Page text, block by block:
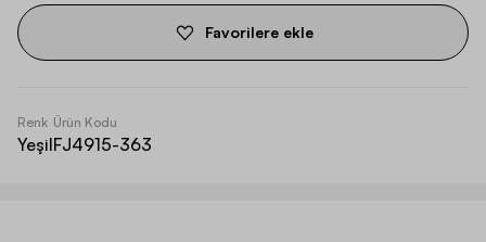
Favorilere ekle
Renk
Yeşil
Ürün Kodu
FJ4915-363